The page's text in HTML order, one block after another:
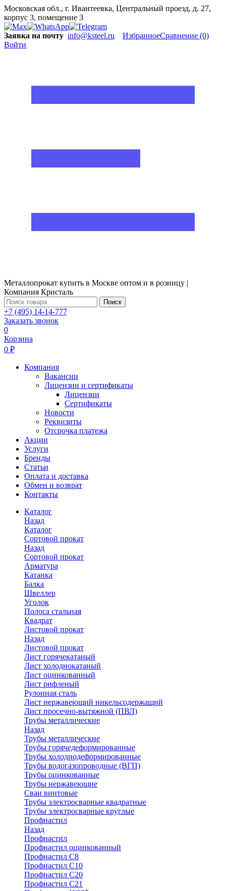
Московская обл., г. Ивантеевка, Центральный проезд, д. 27,
корпус 3, помещение 3
Заявка на почту info@ksteel.ru ИзбранноеСравнение (0)
Войти
Металлопрокат купить в Москве оптом и в розницу |
Компания Кристаль
Поиск
+7 (495) 14-14-777
Заказать звонок
0
Корзина
0 ₽
Компания
Вакансии
Лицензии и сертификаты
Лицензии
Сертификаты
Новости
Реквизиты
Отсрочка платежа
Акции
Услуги
Бренды
Статьи
Оплата и доставка
Обмен и возврат
Контакты
Каталог
Назад
Каталог
Сортовой прокат
Назад
Сортовой прокат
Арматура
Катанка
Балка
Швеллер
Уголок
Полоса стальная
Квадрат
Листовой прокат
Назад
Листовой прокат
Лист горячекатаный
Лист холоднокатаный
Лист оцинкованный
Лист рифленый
Рулонная сталь
Лист нержавеющий никельсодержащий
Лист просечно-вытяжной (ПВЛ)
Трубы металлические
Назад
Трубы металлические
Трубы горячедеформированные
Трубы холоднодеформированные
Трубы водогазопроводные (ВГП)
Трубы оцинкованные
Трубы нержавеющие
Сваи винтовые
Трубы электросварные квадратные
Трубы электросварные круглые
Профнастил
Назад
Профнастил
Профнастил оцинкованный
Профнастил С8
Профнастил С10
Профнастил С20
Профнастил С21